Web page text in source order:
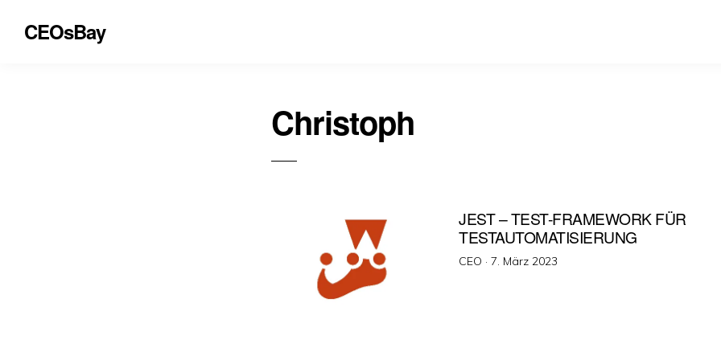
CEOsBay
Christoph
JEST – TEST-FRAMEWORK FÜR
TESTAUTOMATISIERUNG
CEO ·Veröffentlicht
7. März 2023